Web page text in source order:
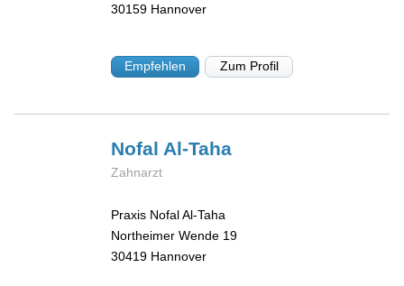
30159 Hannover
Empfehlen Zum Profil
Nofal Al-Taha
Zahnarzt
Praxis Nofal Al-Taha
Northeimer Wende 19
30419 Hannover